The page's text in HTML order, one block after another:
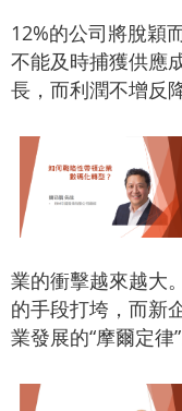
12%的公司將脫穎
不能及時捕獲供應
長，而利潤不增反
業的衝擊越來越大
的手段打垮，而新
業發展的“摩爾定律”